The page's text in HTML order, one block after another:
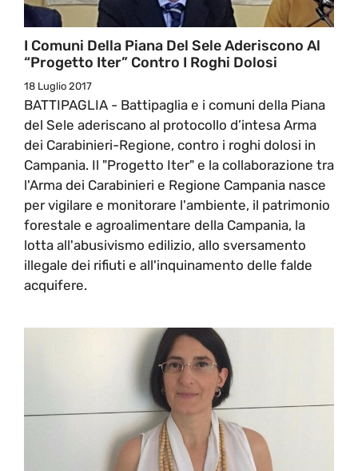
I Comuni Della Piana Del Sele Aderiscono Al
“Progetto Iter” Contro I Roghi Dolosi
18 Luglio 2017
BATTIPAGLIA - Battipaglia e i comuni della Piana
del Sele aderiscano al protocollo d’intesa Arma
dei Carabinieri-Regione, contro i roghi dolosi in
Campania. Il "Progetto Iter" e la collaborazione tra
l'Arma dei Carabinieri e Regione Campania nasce
per vigilare e monitorare l'ambiente, il patrimonio
forestale e agroalimentare della Campania, la
lotta all'abusivismo edilizio, allo sversamento
illegale dei rifiuti e all'inquinamento delle falde
acquifere.